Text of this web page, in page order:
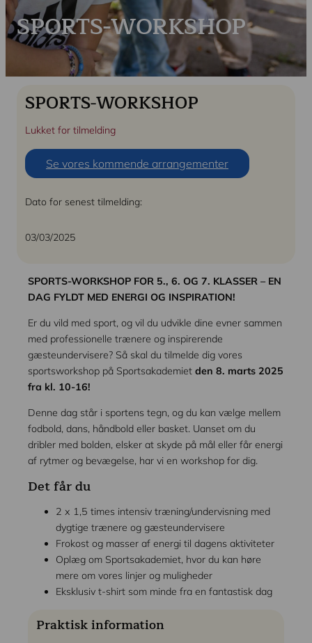
Kontakt
SPORTS-WORKSHOP
SPORTS-WORKSHOP FOR 5., 6. OG 7. KLASSER – EN
DAG FYLDT MED ENERGI OG INSPIRATION!
Er du vild med sport, og vil du udvikle dine evner sammen
med professionelle trænere og inspirerende
gæsteundervisere? Så skal du tilmelde dig vores
sportsworkshop på Sportsakademiet den 8. marts 2025
fra kl. 10-16!
Denne dag står i sportens tegn, og du kan vælge mellem
fodbold, dans, håndbold eller basket. Uanset om du
dribler med bolden, elsker at skyde på mål eller får energi
af rytmer og bevægelse, har vi en workshop for dig.
Det får du
2 x 1,5 times intensiv træning/undervisning med
dygtige trænere og gæsteundervisere
Frokost og masser af energi til dagens aktiviteter
Oplæg om Sportsakademiet, hvor du kan høre
mere om vores linjer og muligheder
Eksklusiv t-shirt som minde fra en fantastisk dag
Praktisk information
SPORTS-WORKSHOP
Lukket for tilmelding
Se vores kommende arrangementer
Dato for senest tilmelding:
03/03/2025